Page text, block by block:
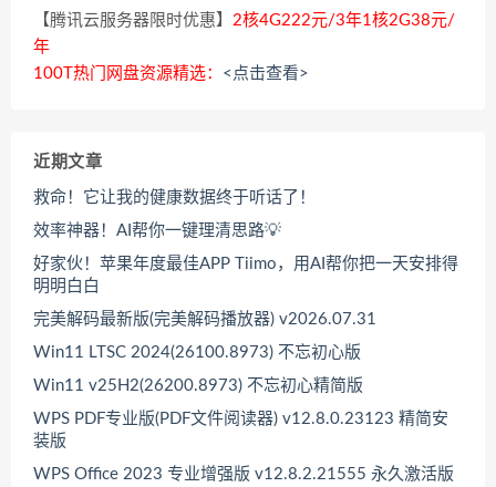
【腾讯云服务器限时优惠】 2核4G222元/3年1核2G38元/
年
100T热门网盘资源精选： <点击查看>
近期文章
救命！它让我的健康数据终于听话了！
效率神器！AI帮你一键理清思路💡
好家伙！苹果年度最佳APP Tiimo，用AI帮你把一天安排得
明明白白
完美解码最新版(完美解码播放器) v2026.07.31
Win11 LTSC 2024(26100.8973) 不忘初心版
Win11 v25H2(26200.8973) 不忘初心精简版
WPS PDF专业版(PDF文件阅读器) v12.8.0.23123 精简安
装版
WPS Office 2023 专业增强版 v12.8.2.21555 永久激活版